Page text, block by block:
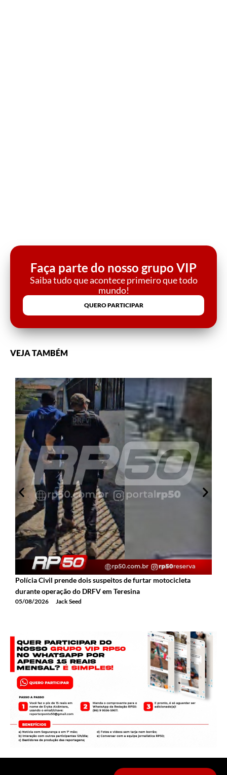
Faça parte do nosso grupo VIP
Saiba tudo que acontece primeiro que todo
mundo!
QUERO PARTICIPAR
VEJA TAMBÉM
Polícia Civil prende dois suspeitos de furtar motocicleta
durante operação do DRFV em Teresina
05/08/2026 Jack Seed